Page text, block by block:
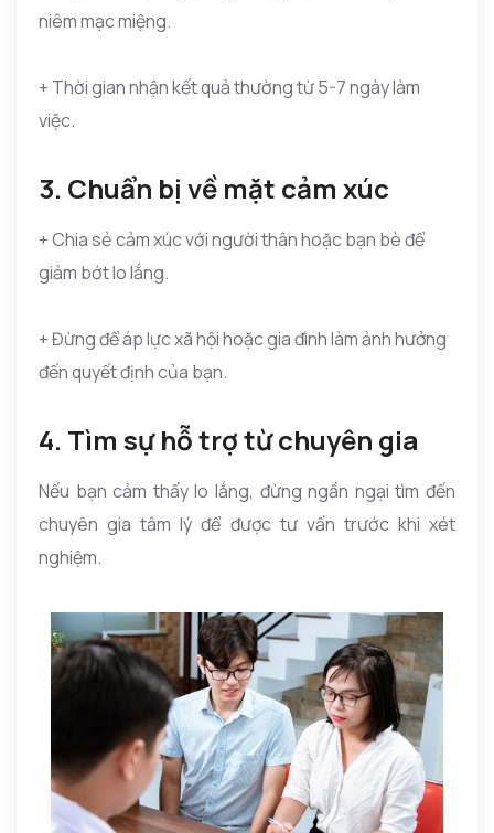
niêm mạc miệng.
+ Thời gian nhận kết quả thường từ 5-7 ngày làm
việc.
3. Chuẩn bị về mặt cảm xúc
+ Chia sẻ cảm xúc với người thân hoặc bạn bè để
giảm bớt lo lắng.
+ Đừng để áp lực xã hội hoặc gia đình làm ảnh hưởng
đến quyết định của bạn.
4. Tìm sự hỗ trợ từ chuyên gia
Nếu bạn cảm thấy lo lắng, đừng ngần ngại tìm đến
chuyên gia tâm lý để được tư vấn trước khi xét
nghiệm.